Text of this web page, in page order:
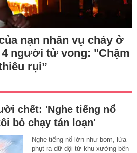
nạn nhân vụ cháy ở
người tử vong: "Chậm
rụi”
chết: 'Nghe tiếng nổ
bỏ chạy tán loạn'
Nghe tiếng nổ lớn như bom, lửa
phụt ra dữ dội từ khu xưởng bên